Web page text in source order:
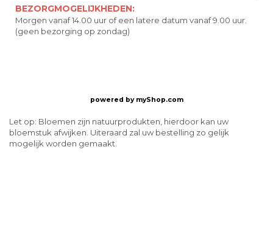
BEZORGMOGELIJKHEDEN:
Morgen vanaf 14.00 uur of een latere datum vanaf 9.00 uur.
(geen bezorging op zondag)
powered by myShop.com
Let op: Bloemen zijn natuurprodukten, hierdoor kan uw
bloemstuk afwijken. Uiteraard zal uw bestelling zo gelijk
mogelijk worden gemaakt.